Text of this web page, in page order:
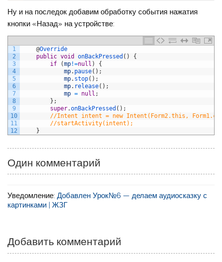
Ну и на последок добавим обработку события нажатия
кнопки «Назад» на устройстве:
1
2
3
4
5
6
7
8
9
10
11
12
@Override
public void onBackPressed ( )
{
if
(mp !=null )
{
mp. pause( ) ;
mp. stop( ) ;
mp. release( ) ;
mp = null ;
} ;
super.onBackPressed ( ) ;
//Intent intent = new Intent(Form2.this,
//startActivity(intent);
}
Один комментарий
Уведомление:Добавлен Урок№6 — делаем аудиосказку с
картинками | ЖЗГ
Добавить комментарий